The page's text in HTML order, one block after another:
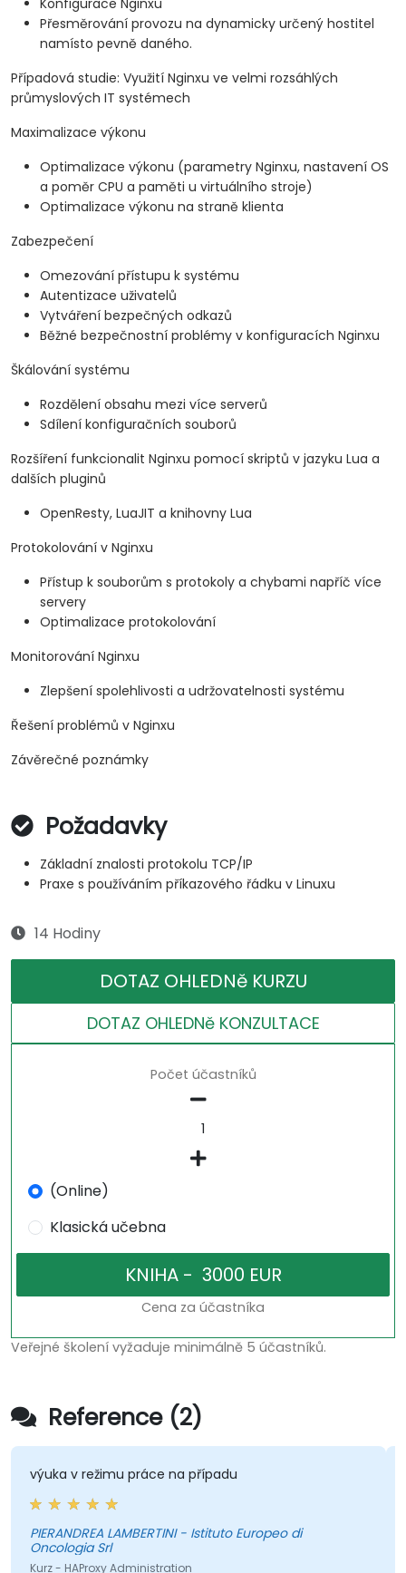
Konfigurace Nginxu
Přesměrování provozu na dynamicky určený hostitel
namísto pevně daného.
Případová studie: Využití Nginxu ve velmi rozsáhlých
průmyslových IT systémech
Maximalizace výkonu
Optimalizace výkonu (parametry Nginxu, nastavení OS
a poměr CPU a paměti u virtuálního stroje)
Optimalizace výkonu na straně klienta
Zabezpečení
Omezování přístupu k systému
Autentizace uživatelů
Vytváření bezpečných odkazů
Běžné bezpečnostní problémy v konfiguracích Nginxu
Škálování systému
Rozdělení obsahu mezi více serverů
Sdílení konfiguračních souborů
Rozšíření funkcionalit Nginxu pomocí skriptů v jazyku Lua a
dalších pluginů
OpenResty, LuaJIT a knihovny Lua
Protokolování v Nginxu
Přístup k souborům s protokoly a chybami napříč více
servery
Optimalizace protokolování
Monitorování Nginxu
Zlepšení spolehlivosti a udržovatelnosti systému
Řešení problémů v Nginxu
Závěrečné poznámky
Požadavky
Základní znalosti protokolu TCP/IP
Praxe s používáním příkazového řádku v Linuxu
14 Hodiny
DOTAZ OHLEDNě KURZU
DOTAZ OHLEDNě KONZULTACE
Počet účastníků
(Online)
Klasická učebna
Cena za účastníka
Veřejné školení vyžaduje minimálně 5 účastníků.
Reference (2)
výuka v režimu práce na případu
PIERANDREA LAMBERTINI - Istituto Europeo di
Oncologia Srl
Kurz - HAProxy Administration